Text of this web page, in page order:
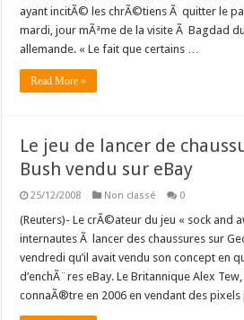
ayant incitÃ© les chrÃ©tiens Ã quitter le
mardi, jour mÃªme de la visite Ã Bagdad
allemande. « Le fait que certains …
Read More »
Le jeu de lancer de
Bush vendu sur eBay
25/12/2008 Non classé 0
(Reuters)- Le crÃ©ateur du jeu « sock and
internautes Ã lancer des chaussures sur
vendredi qu’il avait vendu son concept en
d’enchÃ¨res eBay. Le Britannique Alex
connaÃ®tre en 2006 en vendant des